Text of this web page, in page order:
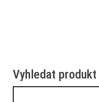
Vyhledat produkt